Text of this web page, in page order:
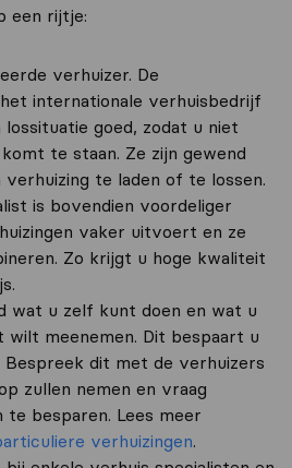
een rijtje:
verhuizer. De
internationale verhuisbedrijf
lossituatie goed, zodat u niet
te staan. Ze zijn gewend
te laden of te lossen.
is bovendien voordeliger
vaker uitvoert en ze
Zo krijgt u hoge kwaliteit
wat u zelf kunt doen en wat u
wilt meenemen. Dit bespaart u
Bespreek dit met de verhuizers
zullen nemen en vraag
te besparen. Lees meer
verhuizingen.